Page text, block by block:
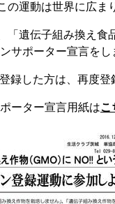
の運動は世界に広ま
「遺伝子組み換え食
サポーター宣言をし
録した方は、再度登
ーター宣言用紙はこ